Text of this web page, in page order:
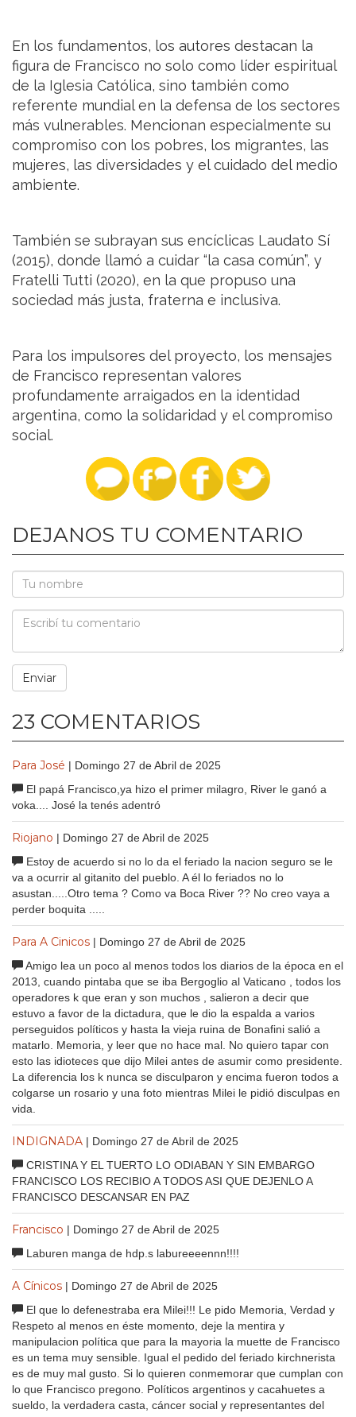
En los fundamentos, los autores destacan la
figura de Francisco no solo como líder espiritual
de la Iglesia Católica, sino también como
referente mundial en la defensa de los sectores
más vulnerables. Mencionan especialmente su
compromiso con los pobres, los migrantes, las
mujeres, las diversidades y el cuidado del medio
ambiente.
También se subrayan sus encíclicas Laudato Sí
(2015), donde llamó a cuidar “la casa común”, y
Fratelli Tutti (2020), en la que propuso una
sociedad más justa, fraterna e inclusiva.
Para los impulsores del proyecto, los mensajes
de Francisco representan valores
profundamente arraigados en la identidad
argentina, como la solidaridad y el compromiso
social.
DEJANOS TU COMENTARIO
23 COMENTARIOS
Para José | Domingo 27 de Abril de 2025
El papá Francisco,ya hizo el primer milagro, River le ganó a
voka.... José la tenés adentró
Riojano | Domingo 27 de Abril de 2025
Estoy de acuerdo si no lo da el feriado la nacion seguro se le
va a ocurrir al gitanito del pueblo. A él lo feriados no lo
asustan.....Otro tema ? Como va Boca River ?? No creo vaya a
perder boquita .....
Para A Cinicos | Domingo 27 de Abril de 2025
Amigo lea un poco al menos todos los diarios de la época en el
2013, cuando pintaba que se iba Bergoglio al Vaticano , todos los
operadores k que eran y son muchos , salieron a decir que
estuvo a favor de la dictadura, que le dio la espalda a varios
perseguidos políticos y hasta la vieja ruina de Bonafini salió a
matarlo. Memoria, y leer que no hace mal. No quiero tapar con
esto las idioteces que dijo Milei antes de asumir como presidente.
La diferencia los k nunca se disculparon y encima fueron todos a
colgarse un rosario y una foto mientras Milei le pidió disculpas en
vida.
INDIGNADA | Domingo 27 de Abril de 2025
CRISTINA Y EL TUERTO LO ODIABAN Y SIN EMBARGO
FRANCISCO LOS RECIBIO A TODOS ASI QUE DEJENLO A
FRANCISCO DESCANSAR EN PAZ
Francisco | Domingo 27 de Abril de 2025
Laburen manga de hdp.s labureeeennn!!!!
A Cínicos | Domingo 27 de Abril de 2025
El que lo defenestraba era Milei!!! Le pido Memoria, Verdad y
Respeto al menos en éste momento, deje la mentira y
manipulacion política que para la mayoria la muette de Francisco
es un tema muy sensible. Igual el pedido del feriado kirchnerista
es de muy mal gusto. Si lo quieren conmemorar que cumplan con
lo que Francisco pregono. Políticos argentinos y cacahuetes a
sueldo, la verdadera casta, cáncer social y representantes del